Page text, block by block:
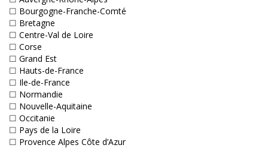
☐ Bourgogne-Franche-Comté
☐ Bretagne
☐ Centre-Val de Loire
☐ Corse
☐ Grand Est
☐ Hauts-de-France
☐ Ile-de-France
☐ Normandie
☐ Nouvelle-Aquitaine
☐ Occitanie
☐ Pays de la Loire
☐ Provence Alpes Côte d’Azur